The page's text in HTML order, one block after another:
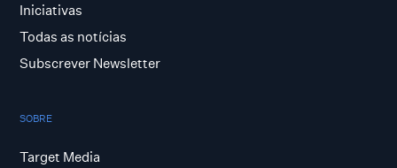
Iniciativas
Todas as notícias
Subscrever Newsletter
SOBRE
Target Media